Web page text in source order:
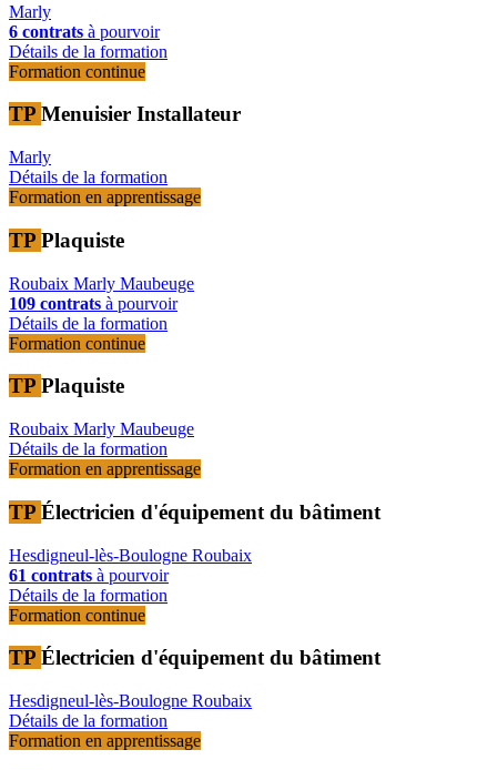
Marly
6 contrats à pourvoir
Détails de la formation
Formation continue
TP Menuisier Installateur
Marly
Détails de la formation
Formation en apprentissage
TP Plaquiste
Roubaix Marly Maubeuge
109 contrats à pourvoir
Détails de la formation
Formation continue
TP Plaquiste
Roubaix Marly Maubeuge
Détails de la formation
Formation en apprentissage
TP Électricien d'équipement du bâtiment
Hesdigneul-lès-Boulogne Roubaix
61 contrats à pourvoir
Détails de la formation
Formation continue
TP Électricien d'équipement du bâtiment
Hesdigneul-lès-Boulogne Roubaix
Détails de la formation
Formation en apprentissage